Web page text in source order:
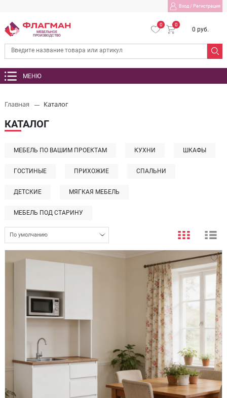
Вход/ Регистрация
МЕБЕЛЬНОЕ
ПРОИЗВОДСТВО
0 0
0 руб.
МЕНЮ
Главная Каталог
КАТАЛОГ
МЕБЕЛЬ ПО ВАШИМ ПРОЕКТАМ КУХНИ ШКАФЫ
ГОСТИНЫЕ ПРИХОЖИЕ СПАЛЬНИ
ДЕТСКИЕ МЯГКАЯ МЕБЕЛЬ
МЕБЕЛЬ ПОД СТАРИНУ
По умолчанию